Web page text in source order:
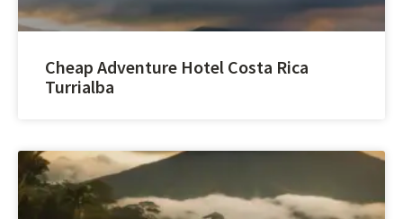
Cheap Adventure Hotel Costa Rica
Turrialba